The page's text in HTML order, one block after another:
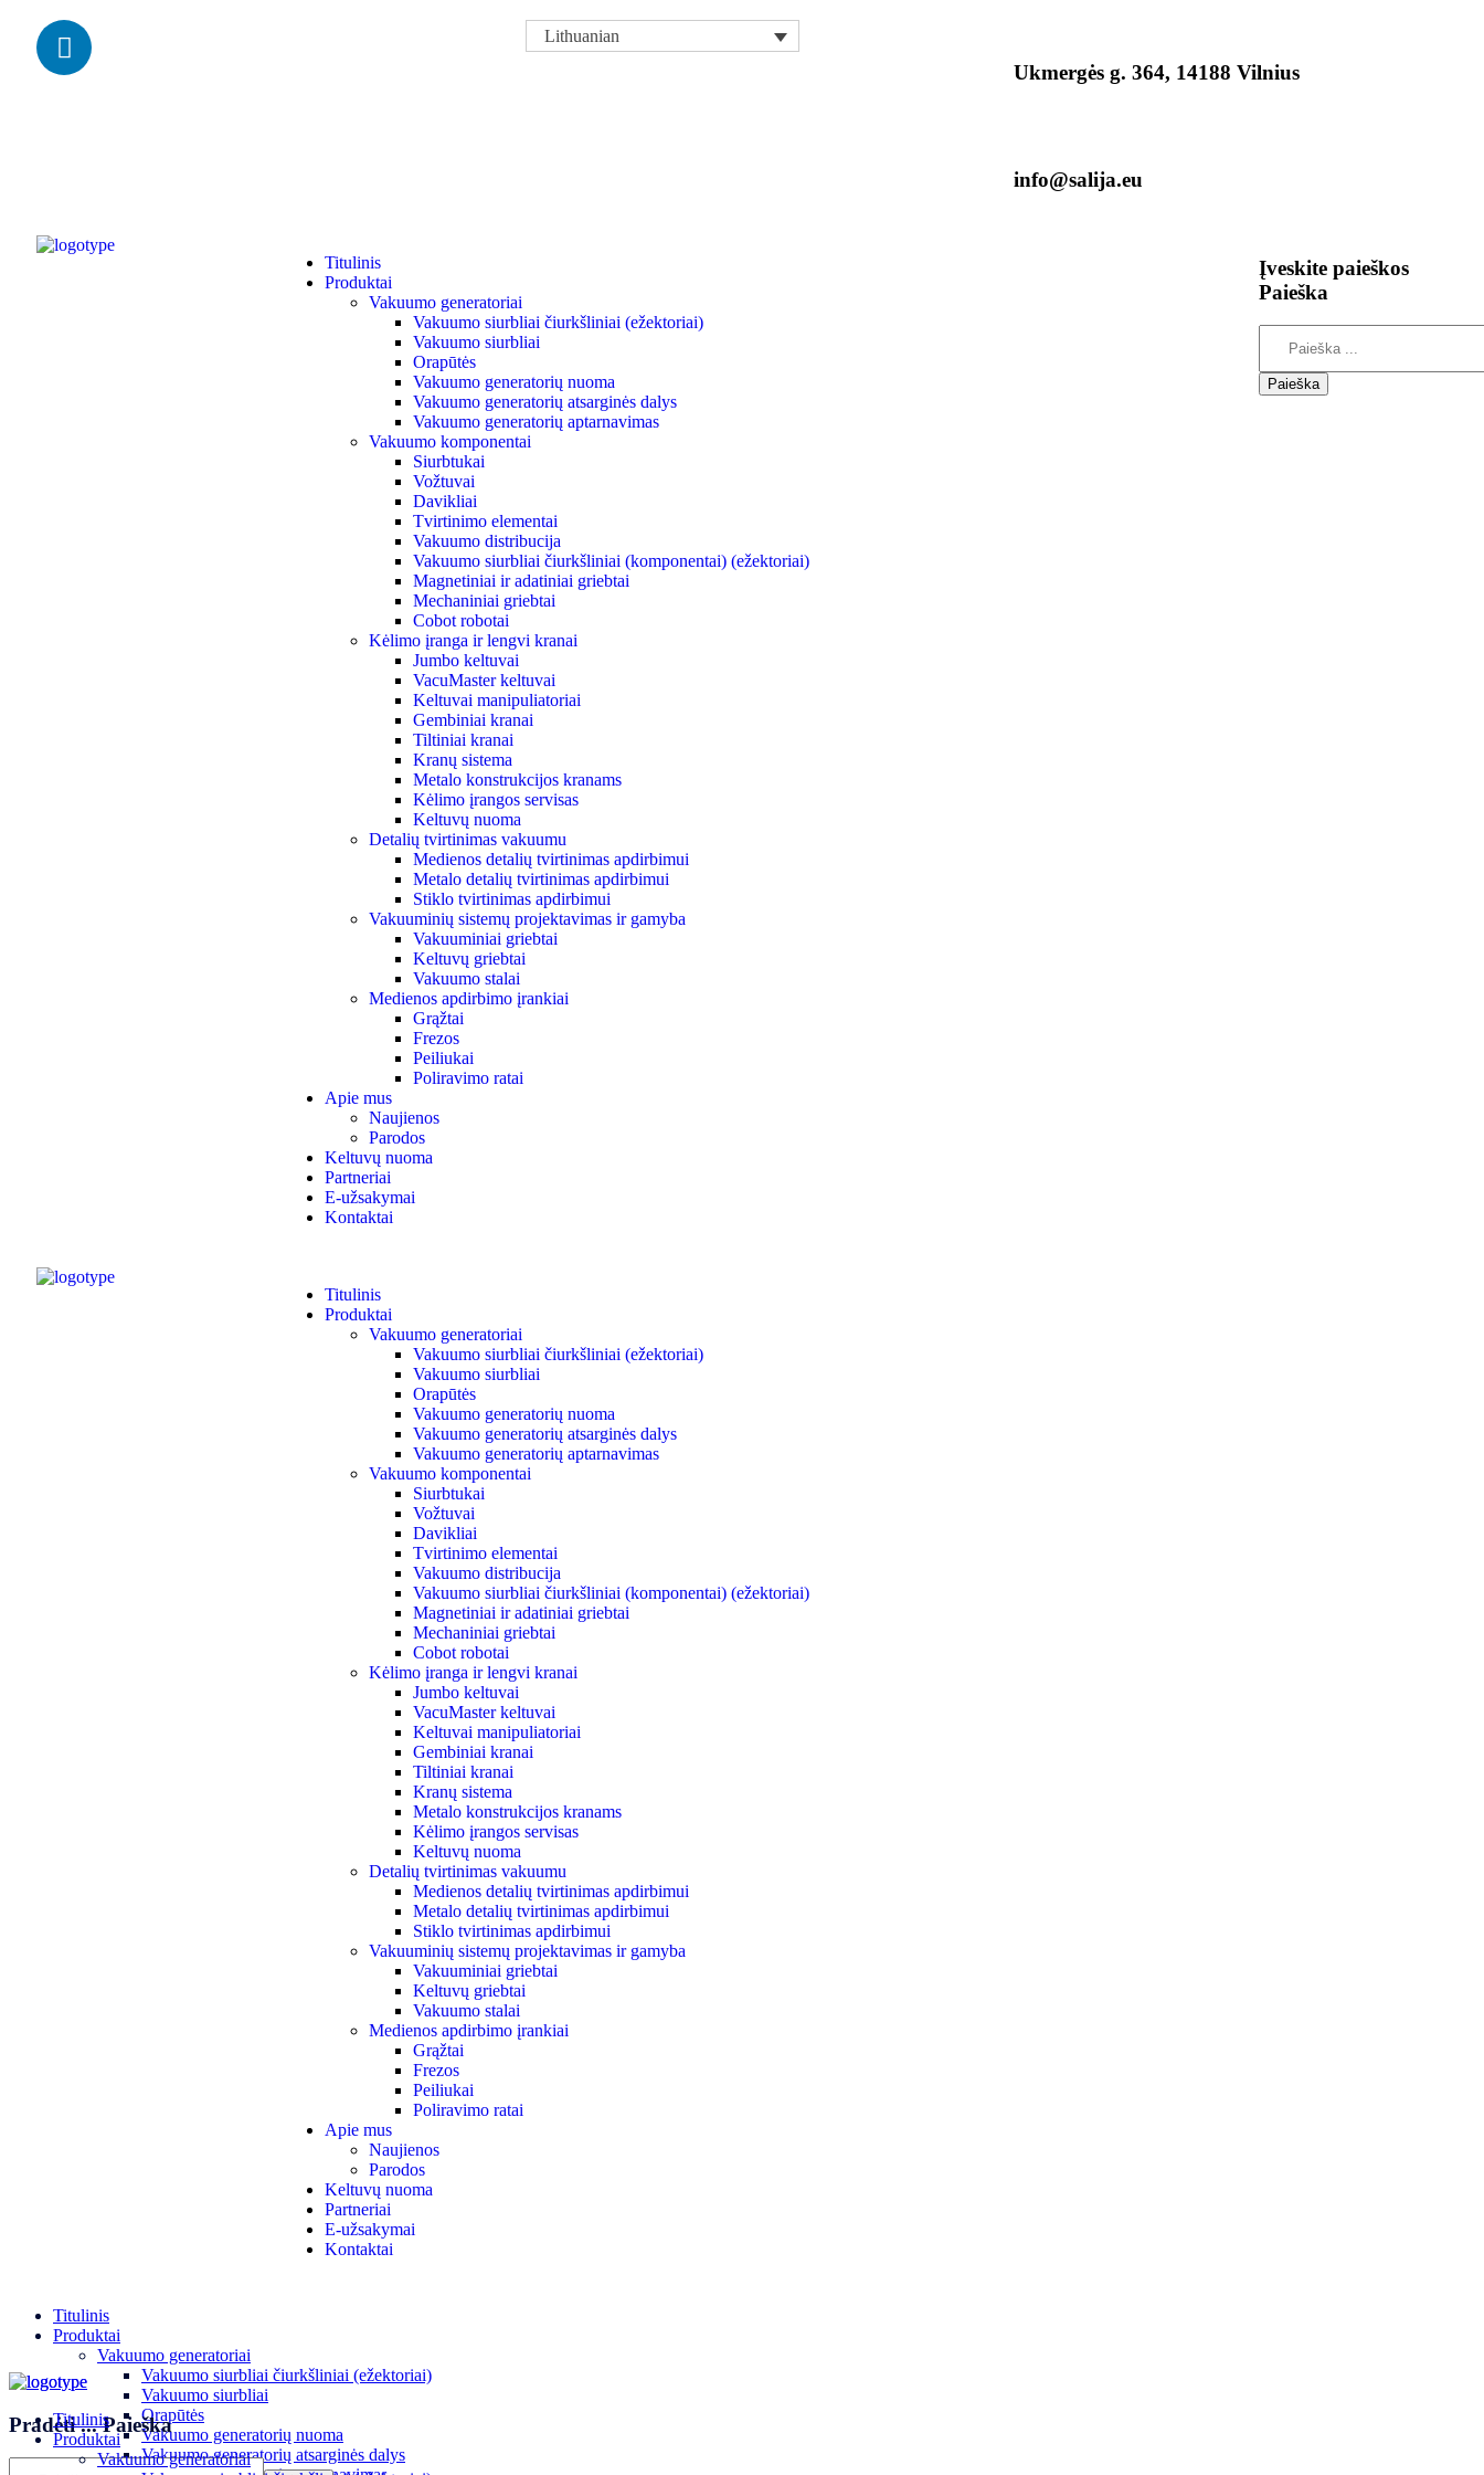
Lithuanian
Ukmergės g. 364, 14188 Vilnius
info@salija.eu
Titulinis
Produktai
Vakuumo generatoriai
Vakuumo siurbliai čiurkšliniai (ežektoriai)
Vakuumo siurbliai
Orapūtės
Vakuumo generatorių nuoma
Vakuumo generatorių atsarginės dalys
Vakuumo generatorių aptarnavimas
Vakuumo komponentai
Siurbtukai
Vožtuvai
Davikliai
Tvirtinimo elementai
Vakuumo distribucija
Vakuumo siurbliai čiurkšliniai (komponentai) (ežektoriai)
Magnetiniai ir adatiniai griebtai
Mechaniniai griebtai
Cobot robotai
Kėlimo įranga ir lengvi kranai
Jumbo keltuvai
VacuMaster keltuvai
Keltuvai manipuliatoriai
Gembiniai kranai
Tiltiniai kranai
Kranų sistema
Metalo konstrukcijos kranams
Kėlimo įrangos servisas
Keltuvų nuoma
Detalių tvirtinimas vakuumu
Medienos detalių tvirtinimas apdirbimui
Metalo detalių tvirtinimas apdirbimui
Stiklo tvirtinimas apdirbimui
Vakuuminių sistemų projektavimas ir gamyba
Vakuuminiai griebtai
Keltuvų griebtai
Vakuumo stalai
Medienos apdirbimo įrankiai
Grąžtai
Frezos
Peiliukai
Poliravimo ratai
Apie mus
Naujienos
Parodos
Keltuvų nuoma
Partneriai
E-užsakymai
Kontaktai
Įveskite paieškos
Paieška
Titulinis
Produktai
Vakuumo generatoriai
Vakuumo siurbliai čiurkšliniai (ežektoriai)
Vakuumo siurbliai
Orapūtės
Vakuumo generatorių nuoma
Vakuumo generatorių atsarginės dalys
Vakuumo generatorių aptarnavimas
Vakuumo komponentai
Siurbtukai
Vožtuvai
Davikliai
Tvirtinimo elementai
Vakuumo distribucija
Vakuumo siurbliai čiurkšliniai (komponentai) (ežektoriai)
Magnetiniai ir adatiniai griebtai
Mechaniniai griebtai
Cobot robotai
Kėlimo įranga ir lengvi kranai
Jumbo keltuvai
VacuMaster keltuvai
Keltuvai manipuliatoriai
Gembiniai kranai
Tiltiniai kranai
Kranų sistema
Metalo konstrukcijos kranams
Kėlimo įrangos servisas
Keltuvų nuoma
Detalių tvirtinimas vakuumu
Medienos detalių tvirtinimas apdirbimui
Metalo detalių tvirtinimas apdirbimui
Stiklo tvirtinimas apdirbimui
Vakuuminių sistemų projektavimas ir gamyba
Vakuuminiai griebtai
Keltuvų griebtai
Vakuumo stalai
Medienos apdirbimo įrankiai
Grąžtai
Frezos
Peiliukai
Poliravimo ratai
Apie mus
Naujienos
Parodos
Keltuvų nuoma
Partneriai
E-užsakymai
Kontaktai
Titulinis
Produktai
Vakuumo generatoriai
Vakuumo siurbliai čiurkšliniai (ežektoriai)
Vakuumo siurbliai
Orapūtės
Vakuumo generatorių nuoma
Vakuumo generatorių atsarginės dalys
Pradėti...Paieška
Titulinis
Produktai
Vakuumo generatoriai